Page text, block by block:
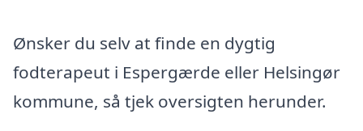
Ønsker du selv at finde en dygtig
fodterapeut i Espergærde eller Helsingør
kommune, så tjek oversigten herunder.